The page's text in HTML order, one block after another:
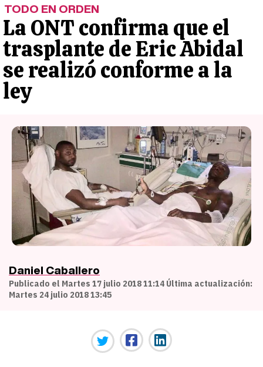
TODO EN ORDEN
La ONT confirma que el
trasplante de Eric Abidal
se realizó conforme a la
ley
Daniel Caballero
Publicado el Martes 17 julio 2018 11:14 Última actualización:
Martes 24 julio 2018 13:45